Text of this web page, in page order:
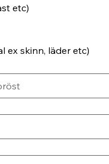
etc)
ex skinn, läder etc)